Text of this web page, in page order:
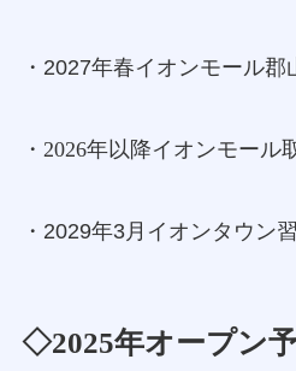
・2027年春イオンモール郡
・2026年以降イオンモール
・2029年3月イオンタウン
◇2025年オープン